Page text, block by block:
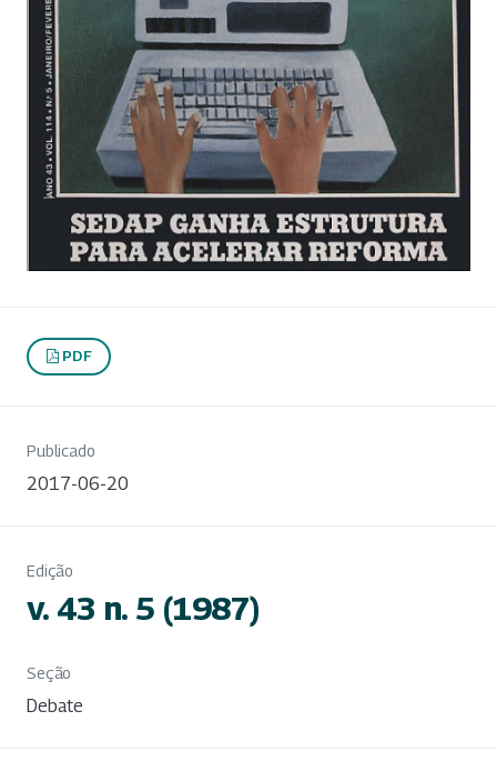
PDF
Publicado
2017-06-20
Edição
v. 43 n. 5 (1987)
Seção
Debate